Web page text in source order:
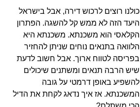
כולנו רוצים לרכוש דירה, אבל בישראל
היעד הזה לא ממש קל להשגה. הפתרון
הקלאסי הוא משכנתא. משכנתא היא
הלוואה בתנאים נוחים שניתן להחזיר
בפריסה לטווח ארוך. אבל חשוב לדעת
שיש הרבה תנאים ומשתנים שיכולים
להשפיע באופן דרמטי על גובה
המשכנתא. אז איך נדאג לקחת את הדיל